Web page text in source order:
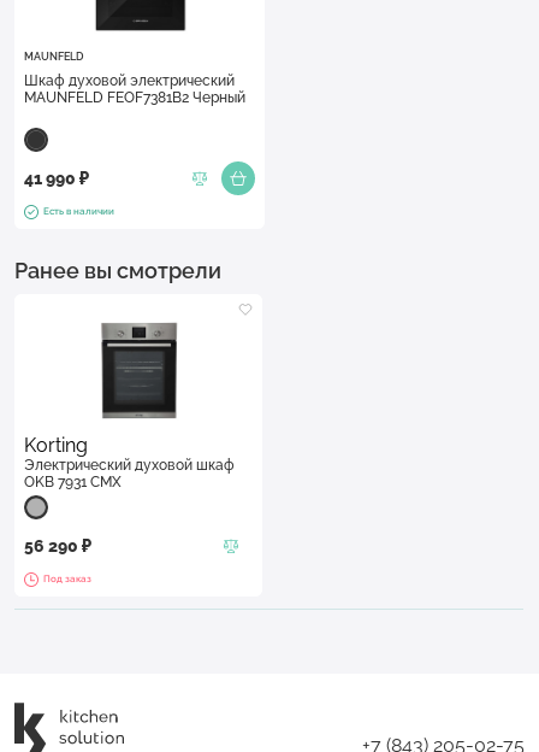
MAUNFELD
Шкаф духовой электрический
MAUNFELD FEOF7381B2 Черный
41 990 ₽
Есть в наличии
Ранее вы смотрели
Korting
Электрический духовой шкаф
OKB 7931 CMX
56 290 ₽
Под заказ
+7 (843) 205-02-75